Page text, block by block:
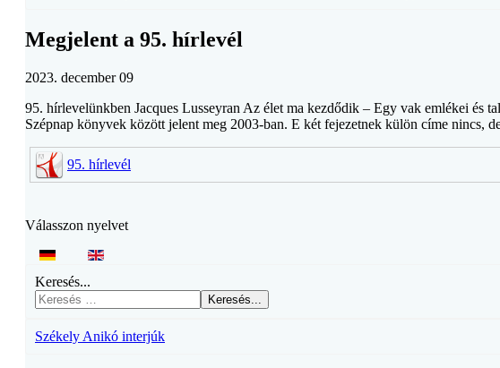
Megjelent a 95. hírlevél
2023. december 09
95. hírlevelünkben Jacques Lusseyran Az élet ma kezdődik – Egy vak emlékei és
Szépnap könyvek között jelent meg 2003-ban. E két fejezetnek külön címe nincs,
95. hírlevél
Válasszon nyelvet
Keresés...
Keresés...
Székely Anikó interjúk